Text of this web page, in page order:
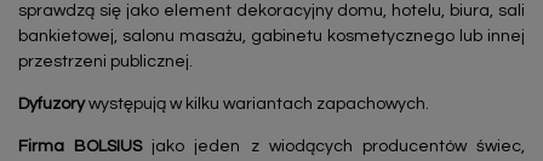
sprawdzą się jako element dekoracyjny domu, hotelu, biura, sali
bankietowej, salonu masażu, gabinetu kosmetycznego lub innej
przestrzeni publicznej.
Dyfuzorywystępują w kilku wariantach zapachowych.
Firma BOLSIUSjako jeden z wiodących producentów świec,